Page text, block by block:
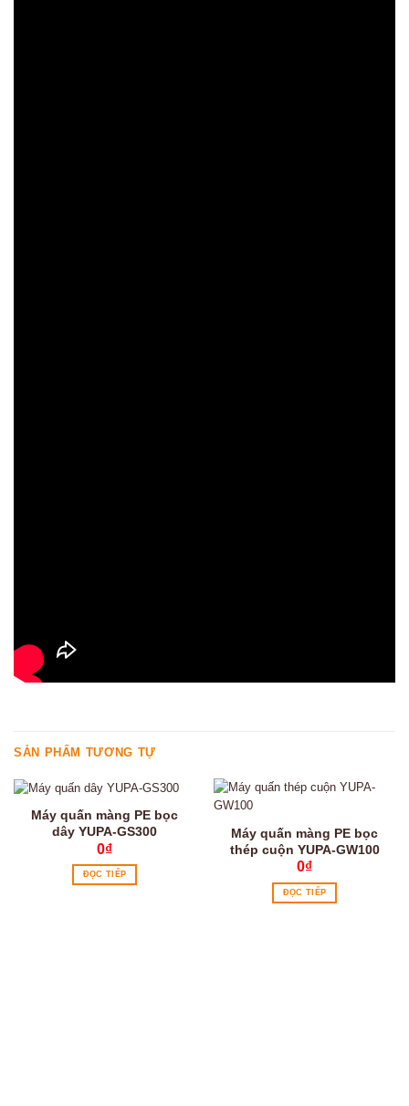
SẢN PHẨM TƯƠNG TỰ
Máy quấn màng PE bọc
dây YUPA-GS300
0₫
ĐỌC TIẾP
Máy quấn màng PE bọc
thép cuộn YUPA-GW100
0₫
ĐỌC TIẾP